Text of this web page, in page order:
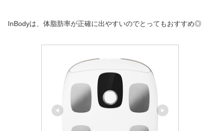
InBodyは、体脂肪率が正確に出やすいのでとってもおすすめ◎